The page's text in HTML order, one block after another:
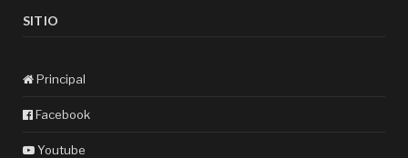
SITIO
Principal
Facebook
Youtube